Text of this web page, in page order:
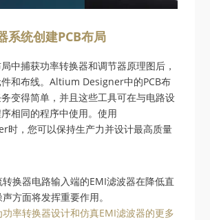
系统创建PCB布局
中捕获功率转换器和调节器原理图后，
和布线。Altium Designer中的PCB布
变得简单，并且这些工具可在与电路设
相同的程序中使用。使用
时，您可以保持生产力并设计最高质量
换器电路输入端的EMI滤波器在降低直
方面将发挥重要作用。
功率转换器设计和仿真EMI滤波器的更多